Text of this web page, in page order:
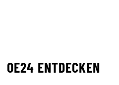
OE24 ENTDECKEN